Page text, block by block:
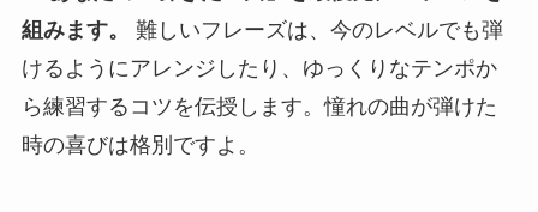
組みます。
難しいフレーズは、今のレベルでも弾
けるようにアレンジしたり、ゆっくりなテンポか
ら練習するコツを伝授します。憧れの曲が弾けた
時の喜びは格別ですよ。